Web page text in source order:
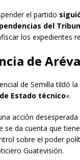
el partido
del
los expedientes
de
de Semilla tildó
Estado técnico«.
acción
se da cuenta que
sobre el poder
Guatevisión.